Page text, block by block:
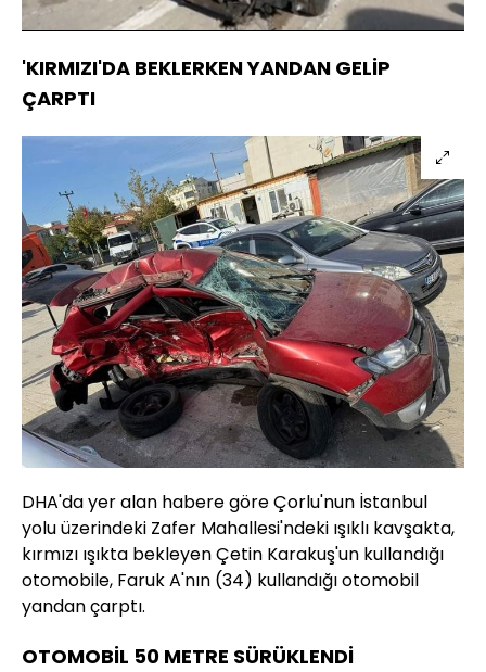
Aç
Oynatma
Hızı
'KIRMIZI'DA BEKLERKEN YANDAN GELİP
ÇARPTI
DHA'da yer alan habere göre Çorlu'nun İstanbul
yolu üzerindeki Zafer Mahallesi'ndeki ışıklı kavşakta,
kırmızı ışıkta bekleyen Çetin Karakuş'un kullandığı
otomobile, Faruk A'nın (34) kullandığı otomobil
yandan çarptı.
OTOMOBİL 50 METRE SÜRÜKLENDİ